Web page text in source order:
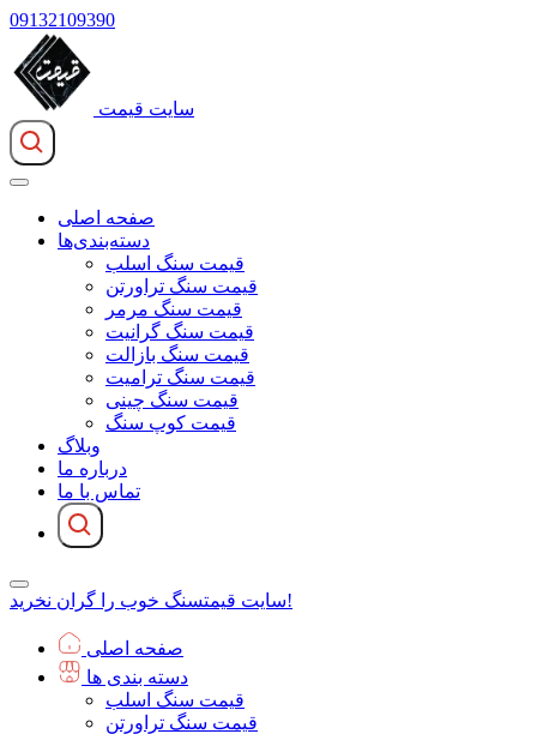
09132109390
سایت قیمت
صفحه اصلی
دسته‌بندی‌ها
قیمت سنگ اسلب
قیمت سنگ تراورتن
قیمت سنگ مرمر
قیمت سنگ گرانیت
قیمت سنگ بازالت
قیمت سنگ ترامیت
قیمت سنگ چینی
قیمت کوپ سنگ
وبلاگ
درباره ما
تماس با ما
سایت قیمتسنگ خوب را گران نخرید!
صفحه اصلی
دسته بندی ها
قیمت سنگ اسلب
قیمت سنگ تراورتن